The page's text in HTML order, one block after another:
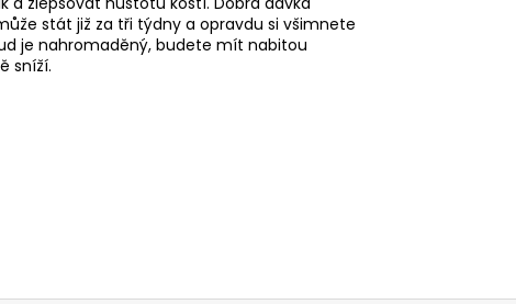
stát již za tři týdny a opravdu si všimnete
je nahromaděný, budete mít nabitou
sníží.